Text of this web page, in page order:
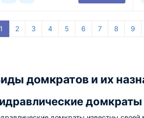
1 2 3 4 5 6 7 8 9
домкратов и их
домкраты